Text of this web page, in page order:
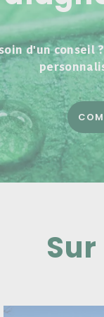
d'un conseil